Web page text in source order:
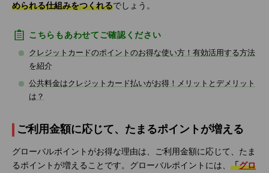
められる仕組みをつくれるでしょう。
こちらもあわせてご確認ください
クレジットカードのポイントのお得な使い方！有効活用する方法
を紹介
公共料金はクレジットカード払いがお得！メリットとデメリット
は？
ご利用金額に応じて、たまるポイントが増える
グローバルポイントがお得な理由は、ご利用金額に応じて、たま
るポイントが増えることです。グローバルポイントには、 「グロ